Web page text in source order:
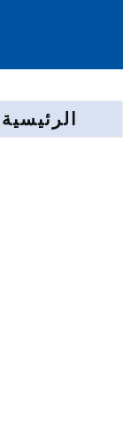
الرئيسية